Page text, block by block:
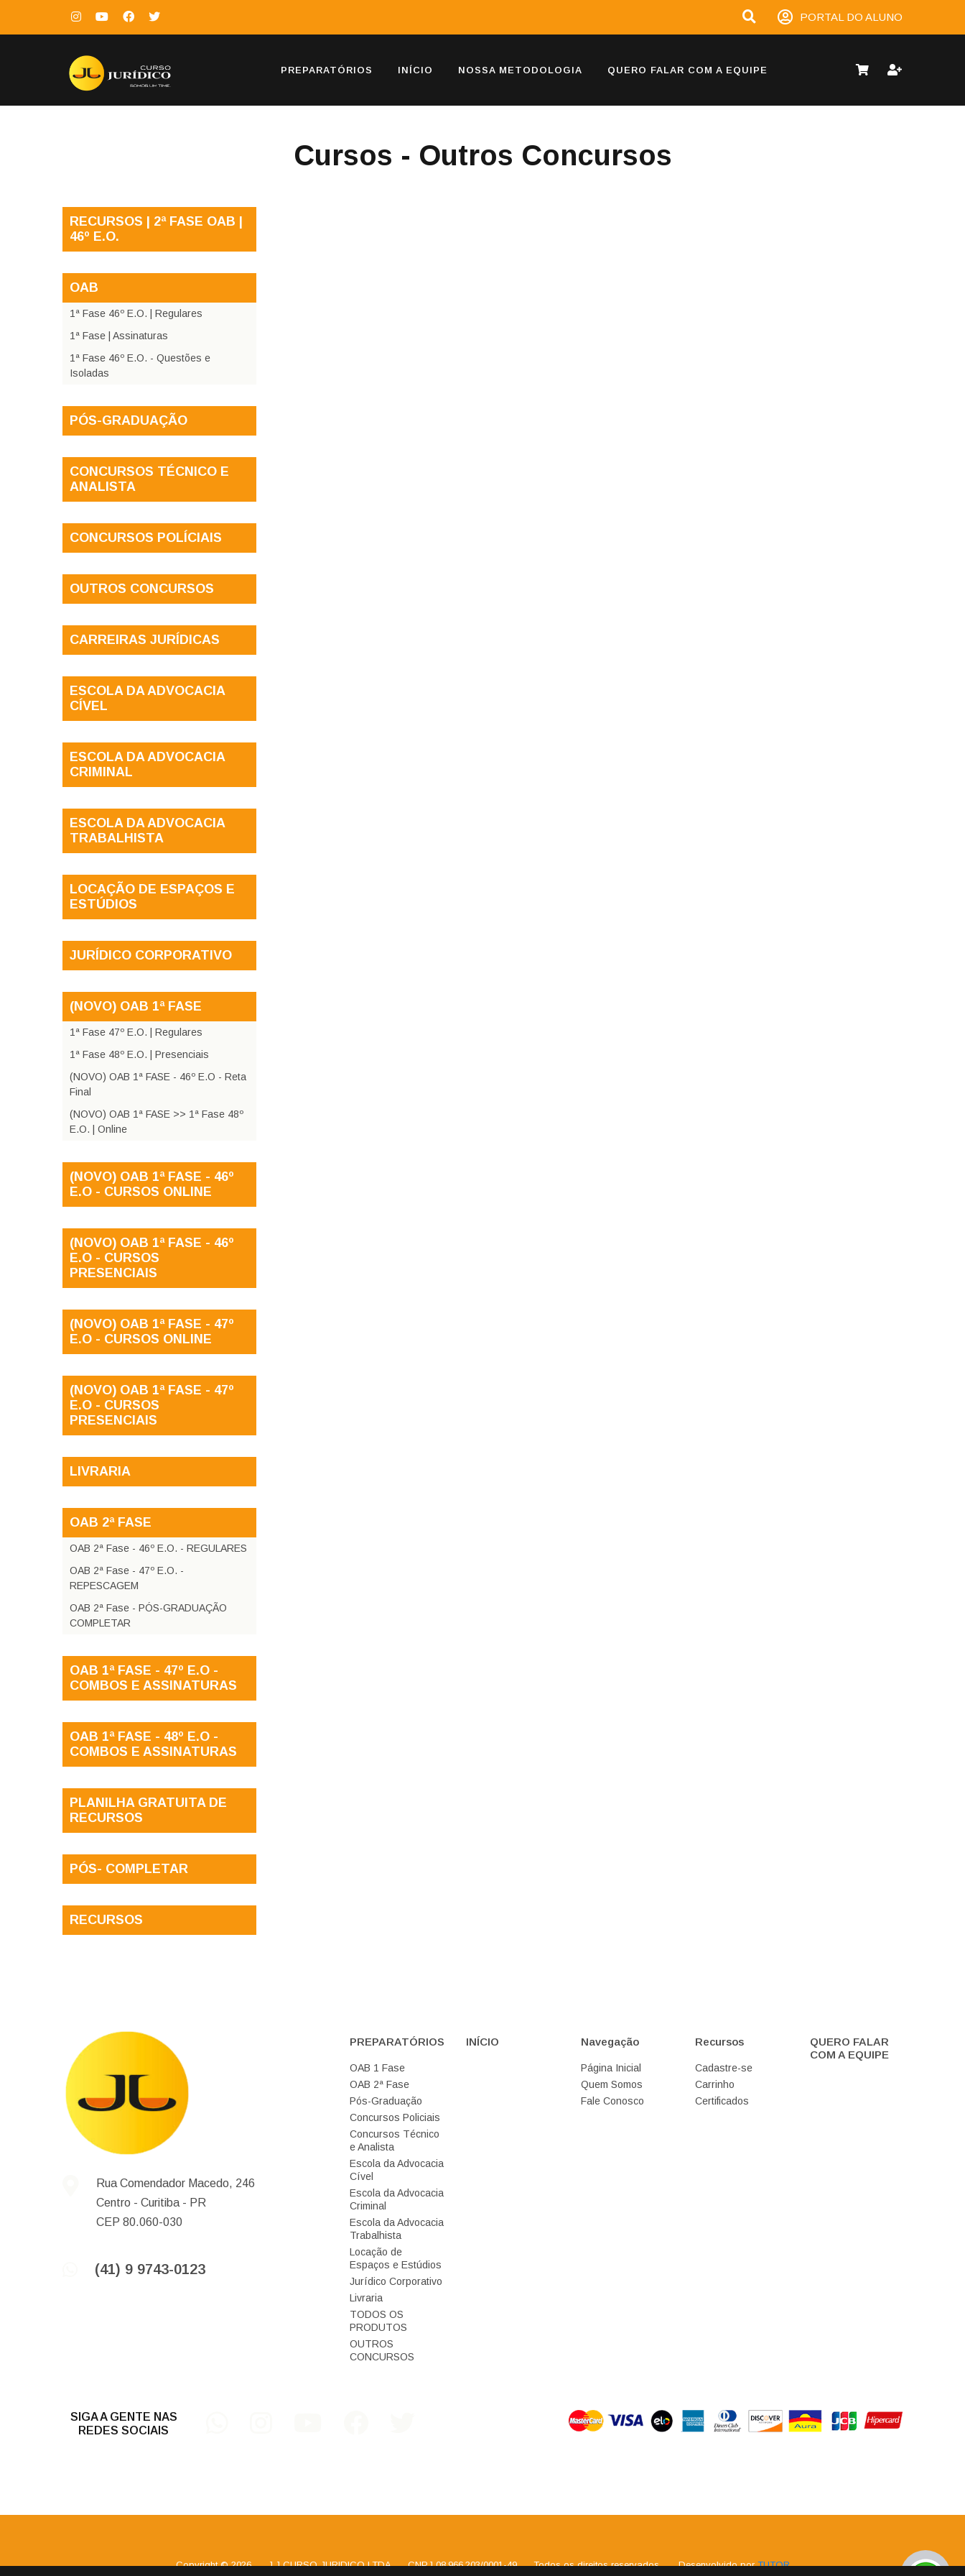
PORTAL DO ALUNO
PREPARATÓRIOS INÍCIO NOSSA METODOLOGIA QUERO FALAR COM A EQUIPE
Cursos - Outros Concursos
RECURSOS | 2ª FASE OAB |
46º E.O.
OAB
1ª Fase 46º E.O. | Regulares
1ª Fase | Assinaturas
1ª Fase 46º E.O. - Questões e
Isoladas
PÓS-GRADUAÇÃO
CONCURSOS TÉCNICO E
ANALISTA
CONCURSOS POLÍCIAIS
OUTROS CONCURSOS
CARREIRAS JURÍDICAS
ESCOLA DA ADVOCACIA
CÍVEL
ESCOLA DA ADVOCACIA
CRIMINAL
ESCOLA DA ADVOCACIA
TRABALHISTA
LOCAÇÃO DE ESPAÇOS E
ESTÚDIOS
JURÍDICO CORPORATIVO
(NOVO) OAB 1ª FASE
1ª Fase 47º E.O. | Regulares
1ª Fase 48º E.O. | Presenciais
(NOVO) OAB 1ª FASE - 46º E.O - Reta
Final
(NOVO) OAB 1ª FASE >> 1ª Fase 48º
E.O. | Online
(NOVO) OAB 1ª FASE - 46º
E.O - CURSOS ONLINE
(NOVO) OAB 1ª FASE - 46º
E.O - CURSOS
PRESENCIAIS
(NOVO) OAB 1ª FASE - 47º
E.O - CURSOS ONLINE
(NOVO) OAB 1ª FASE - 47º
E.O - CURSOS
PRESENCIAIS
LIVRARIA
OAB 2ª FASE
OAB 2ª Fase - 46º E.O. - REGULARES
OAB 2ª Fase - 47º E.O. -
REPESCAGEM
OAB 2ª Fase - PÓS-GRADUAÇÃO
COMPLETAR
OAB 1ª FASE - 47º E.O -
COMBOS E ASSINATURAS
OAB 1ª FASE - 48º E.O -
COMBOS E ASSINATURAS
PLANILHA GRATUITA DE
RECURSOS
PÓS- COMPLETAR
RECURSOS
Rua Comendador Macedo, 246
Centro - Curitiba - PR
CEP 80.060-030
(41) 9 9743-0123
PREPARATÓRIOS
OAB 1 Fase
OAB 2ª Fase
Pós-Graduação
Concursos Policiais
Concursos Técnico
e Analista
Escola da Advocacia
Cível
Escola da Advocacia
Criminal
Escola da Advocacia
Trabalhista
Locação de
Espaços e Estúdios
Jurídico Corporativo
Livraria
TODOS OS
PRODUTOS
OUTROS
CONCURSOS
INÍCIO Navegação
Página Inicial
Quem Somos
Fale Conosco
Recursos
Cadastre-se
Carrinho
Certificados
QUERO FALAR
COM A EQUIPE
SIGA A GENTE NAS
REDES SOCIAIS
Copyright © 2026 . J.J CURSO JURIDICO LTDA . CNPJ 08.966.203/0001-49 . Todos os direitos reservados . Desenvolvido porTUTOR